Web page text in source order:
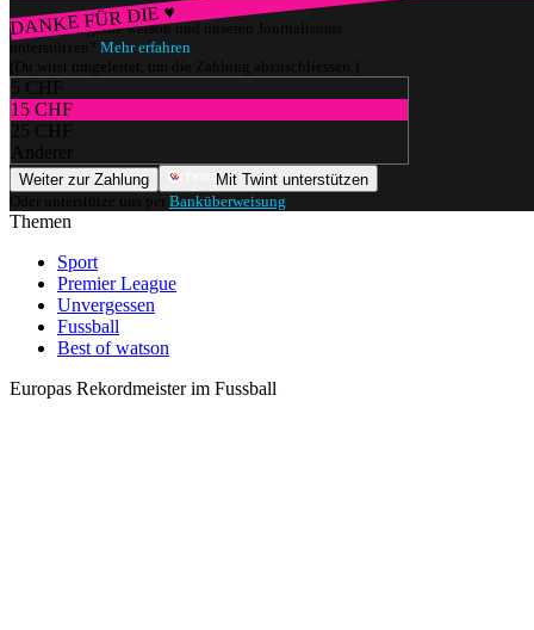
DANKE FÜR DIE ♥
Würdest du gerne watson und unseren Journalismus
unterstützen? Mehr erfahren
(Du wirst umgeleitet, um die Zahlung abzuschliessen.)
5 CHF
15 CHF
25 CHF
Anderer
Weiter zur Zahlung
Mit Twint unterstützen
Oder unterstütze uns per Banküberweisung
Themen
Sport
Premier League
Unvergessen
Fussball
Best of watson
Europas Rekordmeister im Fussball